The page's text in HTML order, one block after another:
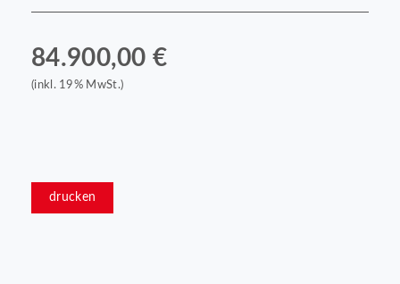
84.900,00 €
(inkl. 19% MwSt.)
drucken